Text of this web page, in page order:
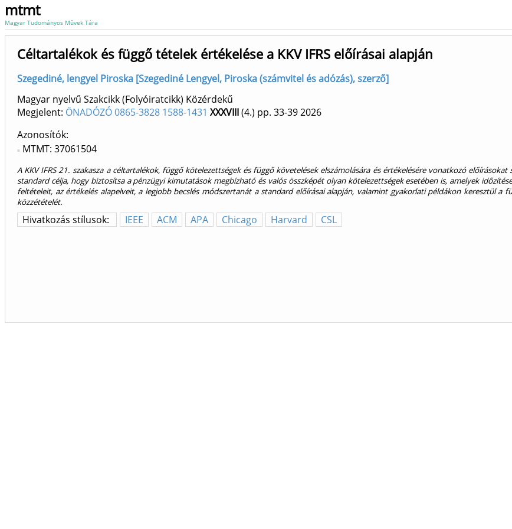
mtmt
Magyar Tudományos Művek Tára
Céltartalékok és függő tételek értékelése a KKV IFRS előírásai alapján
Szegediné, lengyel Piroska [Szegediné Lengyel, Piroska (számvitel és adózás), szerző]
Magyar nyelvű Szakcikk (Folyóiratcikk) Közérdekű
Megjelent: ÖNADÓZÓ 0865-3828 1588-1431 XXXVIII(4.) pp. 33-392026
Azonosítók
MTMT: 37061504
A KKV IFRS 21. szakasza a céltartalékok, függő kötelezettségek és függő követelések elszámolására és értékelésére vonatkozó
standard célja, hogy biztosítsa a pénzügyi kimutatások megbízható és valós összképét olyan kötelezettségek esetében is, amelyek
feltételeit, az értékelés alapelveit, a legjobb becslés módszertanát a standard előírásai alapján, valamint gyakorlati példákon keresztül
közzétételét.
Hivatkozás stílusok: IEEE ACM APA Chicago Harvard CSL